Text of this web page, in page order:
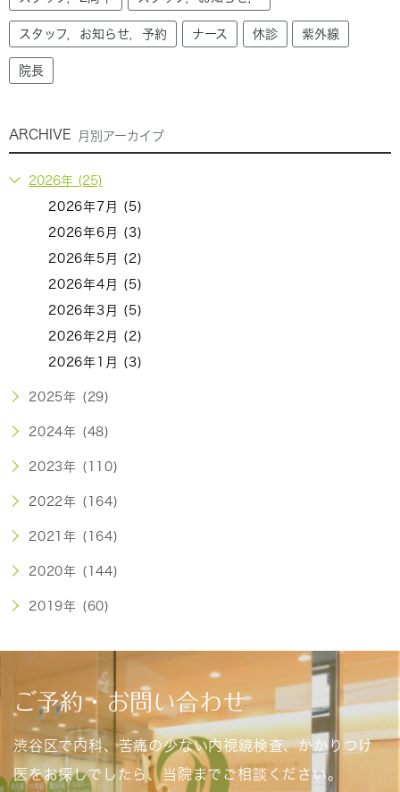
スタッフ，お知らせ，予約 ナース 休診 紫外線
院長
ARCHIVE 月別アーカイブ
2026年 (25)
2026年7月 (5)
2026年6月 (3)
2026年5月 (2)
2026年4月 (5)
2026年3月 (5)
2026年2月 (2)
2026年1月 (3)
2025年 (29)
2024年 (48)
2023年 (110)
2022年 (164)
2021年 (164)
2020年 (144)
2019年 (60)
ご予約・お問い合わせ
渋谷区で内科、苦痛の少ない内視鏡検査、かかりつけ
医をお探しでしたら、当院までご相談ください。